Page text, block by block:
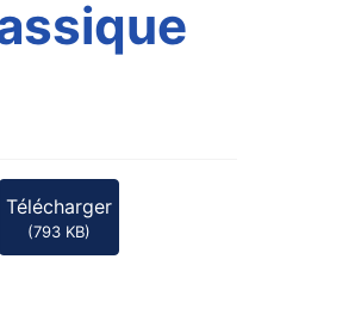
Télécharger
(793 KB)